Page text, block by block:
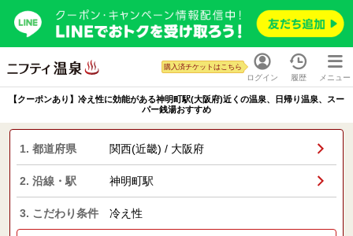
ログイン
購入済チケットはこちら
履歴 メニュー
【クーポンあり】冷え性に効能がある神明町駅(大阪府)近くの温泉、日帰り温泉、スー
パー銭湯おすすめ
1. 都道府県 関西(近畿) / 大阪府
2. 沿線・駅 神明町駅
3. こだわり条件 冷え性